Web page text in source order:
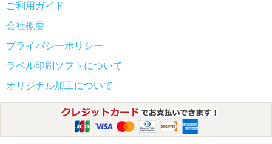
ご利用ガイド
会社概要
プライバシーポリシー
ラベル印刷ソフトについて
オリジナル加工について